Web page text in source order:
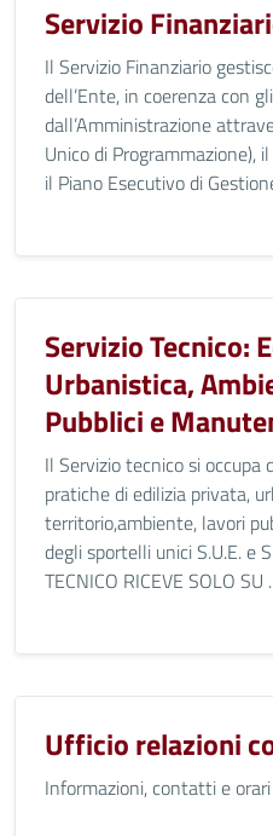
Servizio
Il Servizio Finanziario
dell’Ente, in coerenza con
dall’Amministrazione
Unico di Programmazione),
il Piano Esecutivo di
Servizio Tecnico:
Urbanistica,
Pubblici e
Il Servizio tecnico si occupa
pratiche di edilizia privata,
territorio,ambiente, lavori
degli sportelli unici S.U.E. e
TECNICO RICEVE SOLO SU
Ufficio relazioni
Informazioni, contatti e